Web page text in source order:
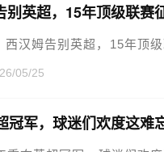
英超，15年顶级联赛
汉姆告别英超，15年顶
05/25
军，球迷们欢度这难